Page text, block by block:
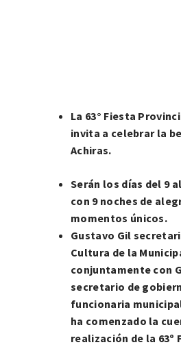
La 63° Fiesta
invita a celebrar la
Achiras.
Serán los días del 9
con 9 noches de
momentos únicos.
Gustavo Gil
Cultura de la
conjuntamente con
secretario de
funcionaria
ha comenzado la
realización de la 63º